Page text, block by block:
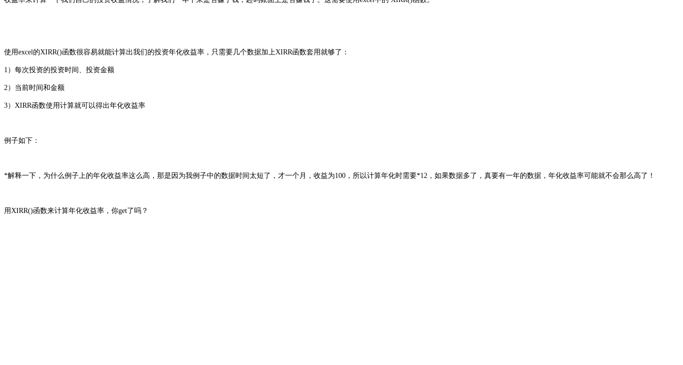
使用excel的XIRR()函数很容易就能计算出我们的投资年化收益率，只需要几个数据加上XIRR函数套用就够了：
1）每次投资的投资时间、 投资金额
2）当前时间和金额
3）XIRR函数使用计算就可以得出年化收益率
例子如下：
*解释一下，为什么例子上的年化收益率这么高，那是因为我例子中的数据时间太短了， 才一个月 ，收益为100，所以计算年化时需要*12，如果数据多了，真要有一年的数据，年化收益率可能就不会那么高了！
用XIRR()函数来计算年化收益率，你get了吗？